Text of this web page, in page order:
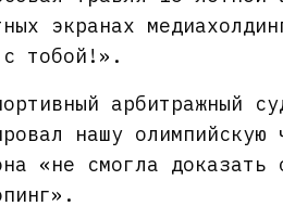
экранах
тобой!».
арбитражный
нашу
«не смогла доказать